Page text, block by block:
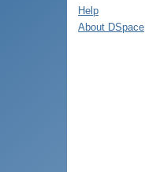
Help
About DSpace